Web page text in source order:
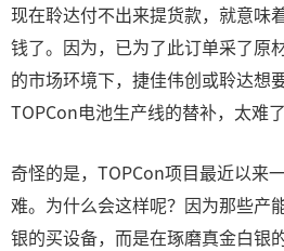
现在聆达付不出来提货款，就意味
钱了。因为，已为了此订单采了原
的市场环境下，捷佳伟创或聆达想
TOPCon电池生产线的替补，太难了
奇怪的是，TOPCon项目最近以来
难。为什么会这样呢？因为那些产
银的买设备，而是在琢磨真金白银